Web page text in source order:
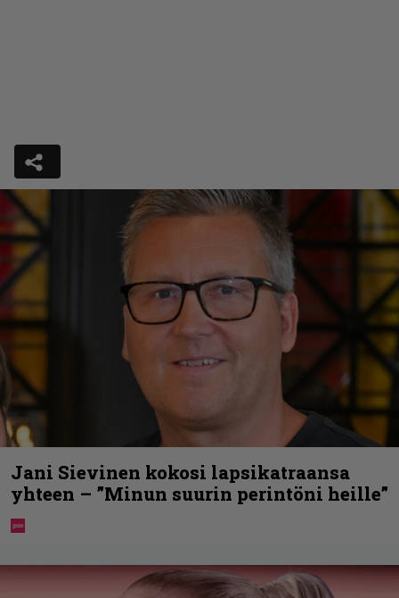
Jani Sievinen kokosi lapsikatraansa
yhteen – ”Minun suurin perintöni heille”